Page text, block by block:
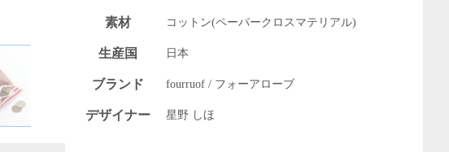
素材 コットン(ペーパークロスマテリアル)
生産国 日本
ブランド fourruof / フォーアローブ
デザイナー 星野 しほ